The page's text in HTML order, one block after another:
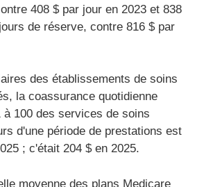
408 $ par jour en 2023 et 838
de réserve, contre 816 $ par
des établissements de soins
la coassurance quotidienne
à 100 des services de soins
d'une période de prestations est
; c'était 204 $ en 2025.
moyenne des plans Medicare